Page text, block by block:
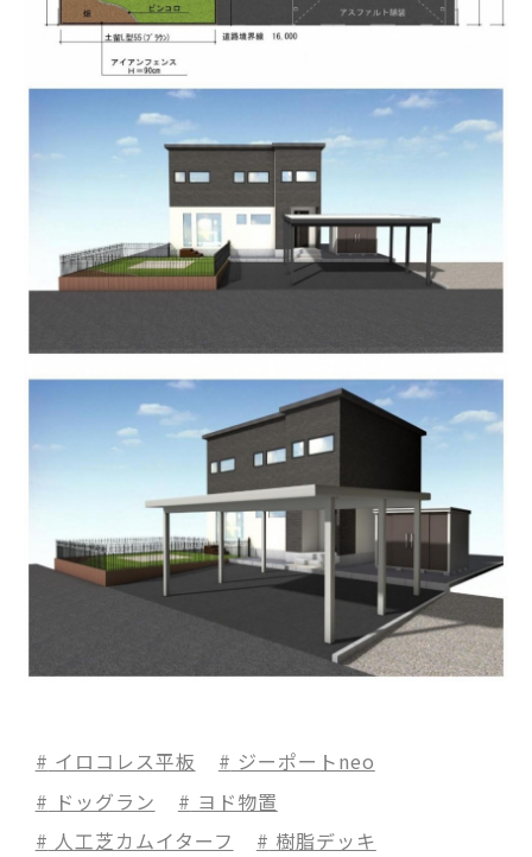
イロコレス平板
ジーポートneo
ドッグラン
ヨド物置
人工芝カムイターフ
樹脂デッキ